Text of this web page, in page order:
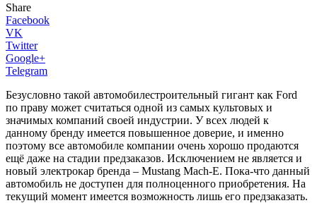
Share
Facebook
VK
Twitter
Google+
Telegram
Безусловно такой автомобилестроительный гигант как Ford
по праву может считаться одной из самых культовых и
значимых компаний своей индустрии. У всех людей к
данному бренду имеется повышенное доверие, и именно
поэтому все автомобиле компании очень хорошо продаются
ещё даже на стадии предзаказов. Исключением не является и
новый электрокар бренда – Mustang Mach-E. Пока-что данный
автомобиль не доступен для полноценного приобретения. На
текущий момент имеется возможность лишь его предзаказать.